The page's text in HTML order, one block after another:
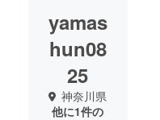
yamas
hun08
25
神奈川県
他に1件の